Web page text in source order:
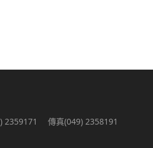
2359171 傳真(049) 2358191